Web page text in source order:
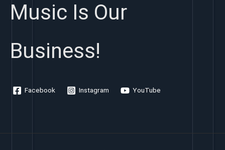
Music Is Our
Business!
Facebook Instagram YouTube